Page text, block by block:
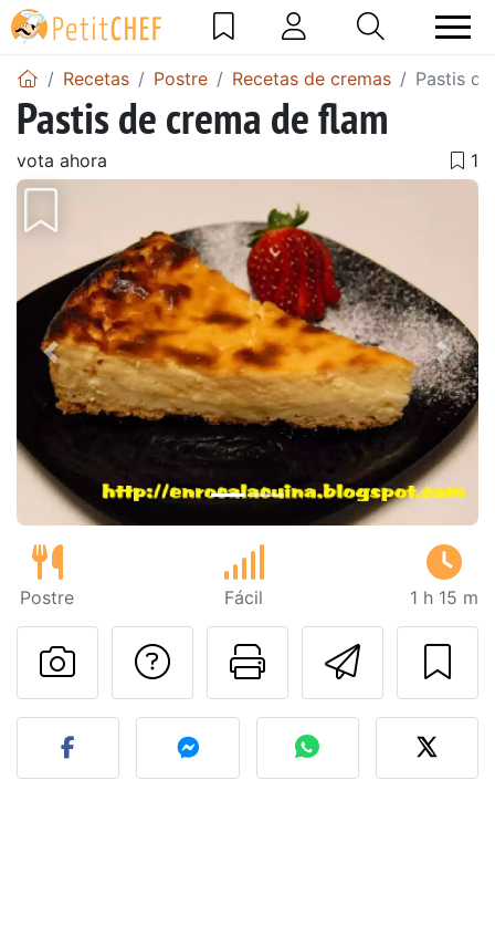
Recetas Postre Recetas de cremas Pastis
Pastis de crema de flam
vota ahora
Anterior
Postre Fácil 1 h 15 m
Imprimir
Preguntar al autor
Publicar la foto de esta